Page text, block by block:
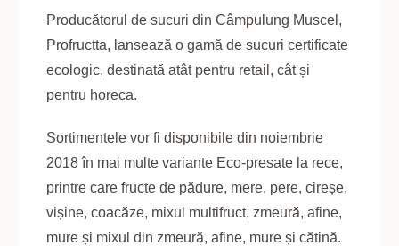
Producătorul de sucuri din Câmpulung Muscel,
Profructta, lansează o gamă de sucuri certificate
ecologic, destinată atât pentru retail, cât și
pentru horeca.
Sortimentele vor fi disponibile din noiembrie
2018 în mai multe variante Eco-presate la rece,
printre care fructe de pădure, mere, pere, cireșe,
vișine, coacăze, mixul multifruct, zmeură, afine,
mure și mixul din zmeură, afine, mure și cătină.